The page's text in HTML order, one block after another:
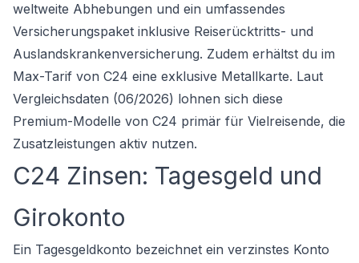
weltweite Abhebungen und ein umfassendes
Versicherungspaket inklusive Reiserücktritts- und
Auslandskrankenversicherung. Zudem erhältst du im
Max-Tarif von C24 eine exklusive Metallkarte. Laut
Vergleichsdaten (06/2026) lohnen sich diese
Premium-Modelle von C24 primär für Vielreisende, die
Zusatzleistungen aktiv nutzen.
C24 Zinsen: Tagesgeld und
Girokonto
Ein Tagesgeldkonto bezeichnet ein verzinstes Konto